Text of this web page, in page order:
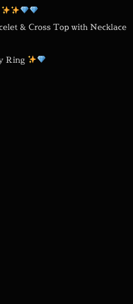
& Cross Top with Necklace
Ring